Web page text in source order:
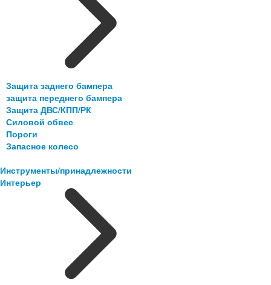
Защита заднего бампера
защита переднего бампера
Защита ДВС/КПП/РК
Силовой обвес
Пороги
Запасное колесо
Инструменты/принадлежности
Интерьер